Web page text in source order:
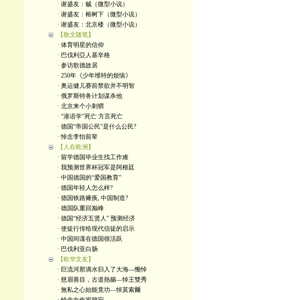
· 谢盛友：贼（微型小说）
· 谢盛友：榕树下（微型小说）
· 谢盛友：北京楼（微型小说）
【散文随笔】
· 体育明星的信仰
· 巴伐利亞人基辛格
· 参访歌德故居
· 250年《少年维特的烦恼》
· 奥运健儿赛前禁欲并不明智
· 俄罗斯特务计划谋杀他
· 北京来个小刺猬
· “港语学”死亡 方言死亡
· 德国“帝国公民”是什么公民?
· 悼念李怡前辈
【人在欧洲】
· 留学德国毕业生找工作难
· 我预测世界杯冠军是阿根廷
· 中国德国的“爱国教育”
· 德国年轻人怎么样?
· 德国铁路瘫痪, 中国制造?
· 德国队重回巅峰
· 德国“经济五贤人” 预测经济
· 使徒行传给现代信徒的启示
· 中国间谍在德国很活跃
· 巴伐利亚白肠
【欧华文友】
· 巨流河那滴水归入了大海---慟悼
· 慈眉善目，古道熱腸—悼王雙秀
· 無私之心始能竟功—悼莫索爾